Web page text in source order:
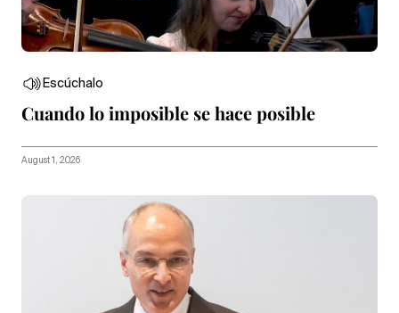
Escúchalo
Cuando lo imposible se hace posible
August 1, 2026